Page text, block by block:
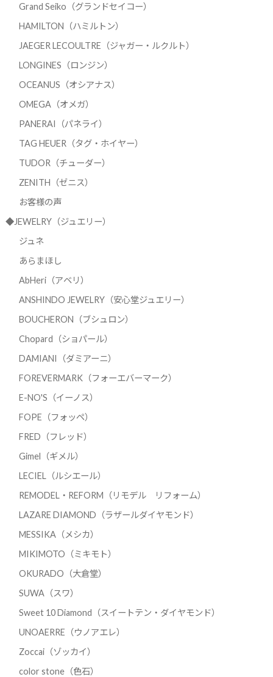
Grand Seiko（グランドセイコー）
HAMILTON（ハミルトン）
JAEGER LECOULTRE（ジャガー・ルクルト）
LONGINES（ロンジン）
OCEANUS（オシアナス）
OMEGA（オメガ）
PANERAI（パネライ）
TAG HEUER（タグ・ホイヤー）
TUDOR（チューダー）
ZENITH（ゼニス）
お客様の声
◆JEWELRY（ジュエリー）
ジュネ
あらまほし
AbHeri（アベリ）
ANSHINDO JEWELRY（安心堂ジュエリー）
BOUCHERON（ブシュロン）
Chopard（ショパール）
DAMIANI（ダミアーニ）
FOREVERMARK（フォーエバーマーク）
E-NO'S（イーノス）
FOPE（フォッペ）
FRED（フレッド）
Gimel（ギメル）
LECIEL（ルシエール）
REMODEL・REFORM（リモデル リフォーム）
LAZARE DIAMOND（ラザールダイヤモンド）
MESSIKA（メシカ）
MIKIMOTO（ミキモト）
OKURADO（大倉堂）
SUWA（スワ）
Sweet 10 Diamond（スイートテン・ダイヤモンド）
UNOAERRE（ウノアエレ）
Zoccai（ゾッカイ）
color stone（色石）